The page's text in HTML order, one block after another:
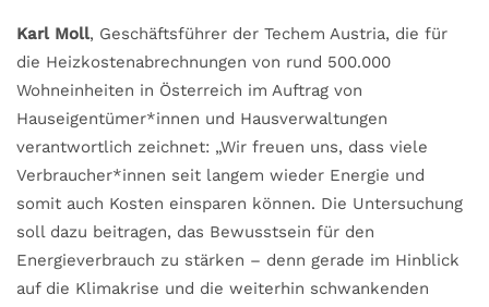
Karl Moll, Geschäftsführer der Techem Austria, die für
die Heizkostenabrechnungen von rund 500.000
Wohneinheiten in Österreich im Auftrag von
Hauseigentümer*innen und Hausverwaltungen
verantwortlich zeichnet: „Wir freuen uns, dass viele
Verbraucher*innen seit langem wieder Energie und
somit auch Kosten einsparen können. Die Untersuchung
soll dazu beitragen, das Bewusstsein für den
Energieverbrauch zu stärken – denn gerade im Hinblick
auf die Klimakrise und die weiterhin schwankenden